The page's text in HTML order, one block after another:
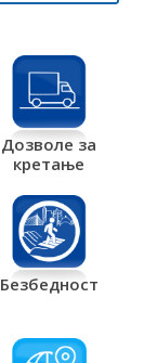
Дозволе за
кретање
Безбедност